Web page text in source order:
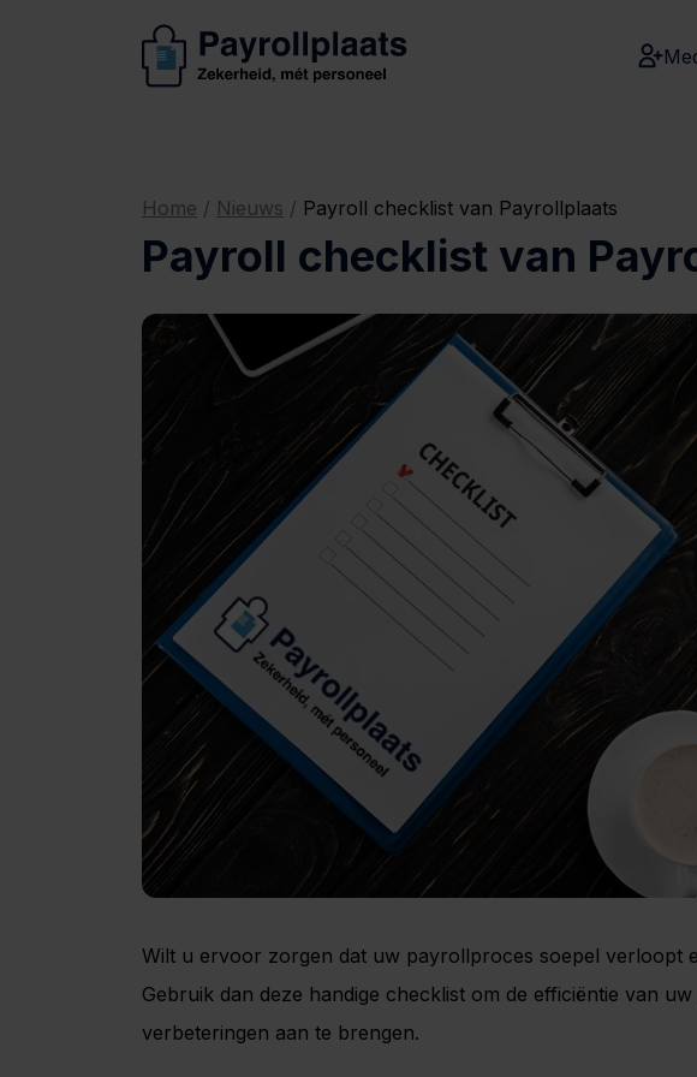
Home / Nieuws / Payroll checklist van Payrollplaats
Payroll checklist van
Wilt u ervoor zorgen dat uw payrollproces soepel verloopt
Gebruik dan deze handige checklist om de efficiëntie van
verbeteringen aan te brengen.